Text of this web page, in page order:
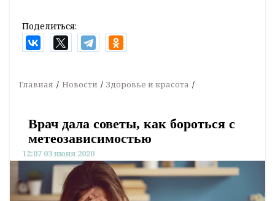
Поделиться:
Главная Новости Здоровье и красота
Врач дала советы, как бороться с
метеозависимостью
12:07 03 июня 2020